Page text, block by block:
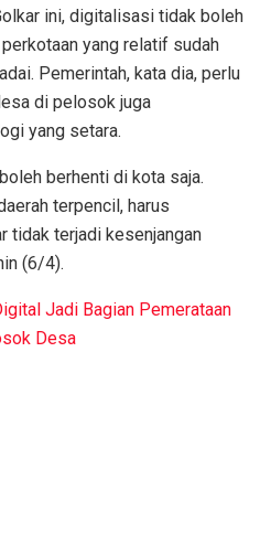
ini, digitalisasi tidak boleh
yang relatif sudah
Pemerintah, kata dia, perlu
di pelosok juga
yang setara.
berhenti di kota saja.
terpencil, harus
tidak terjadi kesenjangan
(6/4).
Jadi Bagian Pemerataan
Desa